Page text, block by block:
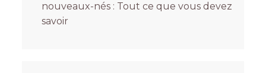
nouveaux-nés : Tout ce que vous devez
savoir